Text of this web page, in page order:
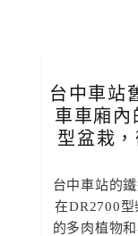
台中車站
車車廂內
型盆栽
台中車站的
在DR2700
的多肉植物